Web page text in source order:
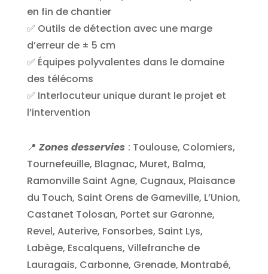
en fin de chantier
✅ Outils de détection avec une marge
d’erreur de ± 5 cm
✅ Équipes polyvalentes dans le domaine
des télécoms
✅ Interlocuteur unique durant le projet et
l’intervention
📍 Zones desservies : Toulouse, Colomiers,
Tournefeuille, Blagnac, Muret, Balma,
Ramonville Saint Agne, Cugnaux, Plaisance
du Touch, Saint Orens de Gameville, L’Union,
Castanet Tolosan, Portet sur Garonne,
Revel, Auterive, Fonsorbes, Saint Lys,
Labège, Escalquens, Villefranche de
Lauragais, Carbonne, Grenade, Montrabé,